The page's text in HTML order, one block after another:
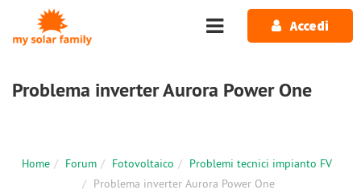
Salta al contenuto principale
Accedi
Problema inverter Aurora Power One
Home Forum Fotovoltaico
Problemi tecnici impianto FV
Problema inverter Aurora Power One